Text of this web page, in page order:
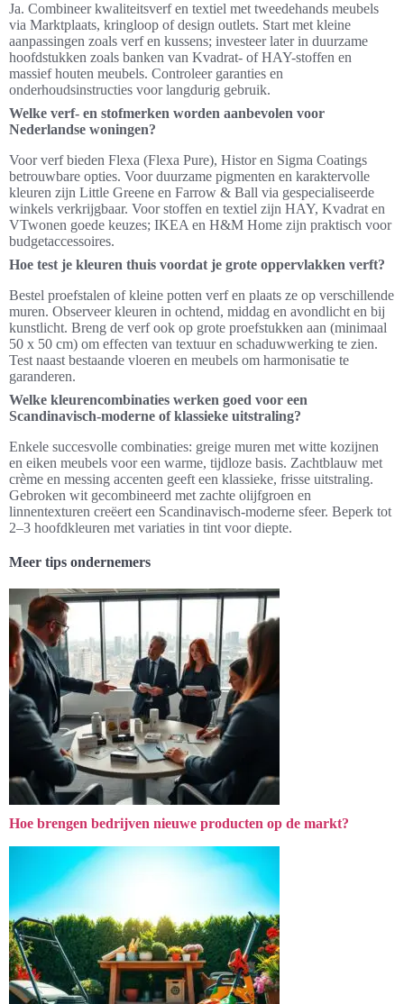
Ja. Combineer kwaliteitsverf en textiel met tweedehands meubels
via Marktplaats, kringloop of design outlets. Start met kleine
aanpassingen zoals verf en kussens; investeer later in duurzame
hoofdstukken zoals banken van Kvadrat- of HAY-stoffen en
massief houten meubels. Controleer garanties en
onderhoudsinstructies voor langdurig gebruik.
Welke verf- en stofmerken worden aanbevolen voor
Nederlandse woningen?
Voor verf bieden Flexa (Flexa Pure), Histor en Sigma Coatings
betrouwbare opties. Voor duurzame pigmenten en karaktervolle
kleuren zijn Little Greene en Farrow & Ball via gespecialiseerde
winkels verkrijgbaar. Voor stoffen en textiel zijn HAY, Kvadrat en
VTwonen goede keuzes; IKEA en H&M Home zijn praktisch voor
budgetaccessoires.
Hoe test je kleuren thuis voordat je grote oppervlakken verft?
Bestel proefstalen of kleine potten verf en plaats ze op verschillende
muren. Observeer kleuren in ochtend, middag en avondlicht en bij
kunstlicht. Breng de verf ook op grote proefstukken aan (minimaal
50 x 50 cm) om effecten van textuur en schaduwwerking te zien.
Test naast bestaande vloeren en meubels om harmonisatie te
garanderen.
Welke kleurencombinaties werken goed voor een
Scandinavisch-moderne of klassieke uitstraling?
Enkele succesvolle combinaties: greige muren met witte kozijnen
en eiken meubels voor een warme, tijdloze basis. Zachtblauw met
crème en messing accenten geeft een klassieke, frisse uitstraling.
Gebroken wit gecombineerd met zachte olijfgroen en
linnentexturen creëert een Scandinavisch-moderne sfeer. Beperk tot
2–3 hoofdkleuren met variaties in tint voor diepte.
Meer tips ondernemers
Hoe brengen bedrijven nieuwe producten op de markt?